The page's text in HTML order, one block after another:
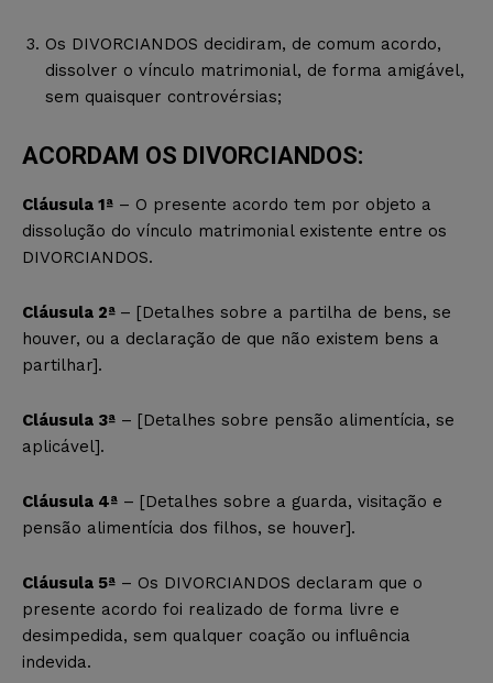
Os DIVORCIANDOS decidiram, de comum acordo,
dissolver o vínculo matrimonial, de forma amigável,
sem quaisquer controvérsias;
ACORDAM OS DIVORCIANDOS:
Cláusula 1ª – O presente acordo tem por objeto a
dissolução do vínculo matrimonial existente entre os
DIVORCIANDOS.
Cláusula 2ª – [Detalhes sobre a partilha de bens, se
houver, ou a declaração de que não existem bens a
partilhar].
Cláusula 3ª – [Detalhes sobre pensão alimentícia, se
aplicável].
Cláusula 4ª – [Detalhes sobre a guarda, visitação e
pensão alimentícia dos filhos, se houver].
Cláusula 5ª – Os DIVORCIANDOS declaram que o
presente acordo foi realizado de forma livre e
desimpedida, sem qualquer coação ou influência
indevida.